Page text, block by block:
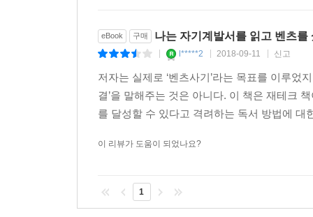
아들여야 한다. 몇 개월 만에 효과가 없다고 생각
된다. 단지 고등학교 졸업장 한 장을 받기 위해서
리 인정하자. [2장 절대 무시해선 안 되는 자기계발
자기계발서를 읽으면 현실 생활이 달라지는 이유
목적으로 삼은 현실 생활의 변화가 이루어진다.
질이다. 자기계발서만 특별히 가지는 특성이 아니
eBook 구매 나는 자기계발서를 읽고 벤츠를
l*****2 2018-09-11 신고
저자는 실제로 ‘벤츠사기’라는 목표를 이루었
결’을 말해주는 것은 아니다. 이 책은 재테크
를 달성할 수 있다고 격려하는 독서 방법에
이 리뷰가 도움이 되었나요?
1